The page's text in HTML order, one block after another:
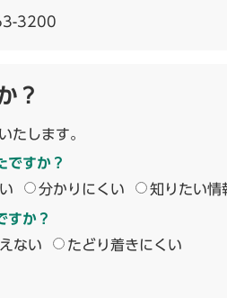
3200
？
たします。
ですか？
分かりにくい 知りたい情
すか？
ない たどり着きにくい